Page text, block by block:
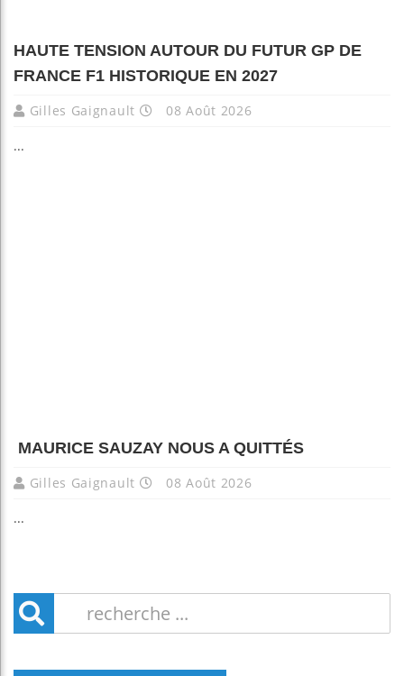
HAUTE TENSION AUTOUR DU FUTUR GP DE
FRANCE F1 HISTORIQUE EN 2027
Gilles Gaignault 08 Août 2026
...
MAURICE SAUZAY NOUS A QUITTÉS
Gilles Gaignault 08 Août 2026
...